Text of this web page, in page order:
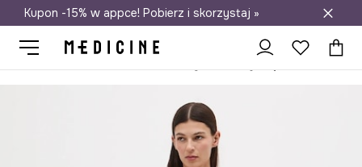
Darmowa dostawa do salonów
Kupon -15% w appce! Pobierz i skorzystaj »